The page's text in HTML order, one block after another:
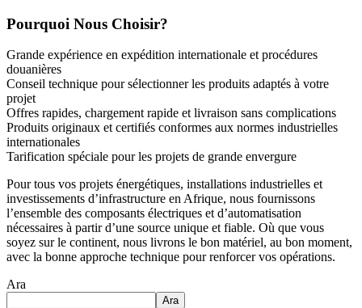
Pourquoi Nous Choisir?
Grande expérience en expédition internationale et procédures
douanières
Conseil technique pour sélectionner les produits adaptés à votre
projet
Offres rapides, chargement rapide et livraison sans complications
Produits originaux et certifiés conformes aux normes industrielles
internationales
Tarification spéciale pour les projets de grande envergure
Pour tous vos projets énergétiques, installations industrielles et
investissements d’infrastructure en Afrique, nous fournissons
l’ensemble des composants électriques et d’automatisation
nécessaires à partir d’une source unique et fiable. Où que vous
soyez sur le continent, nous livrons le bon matériel, au bon moment,
avec la bonne approche technique pour renforcer vos opérations.
Ara
Ara